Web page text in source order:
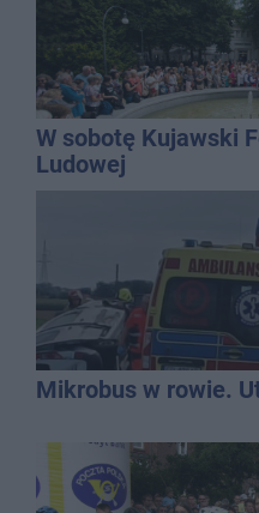
W sobotę Kujawski
Ludowej
Mikrobus w rowie.